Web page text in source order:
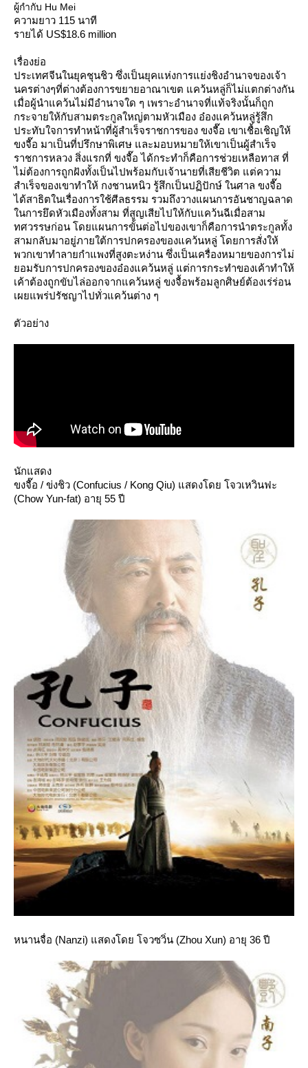
ผู้กำกับ Hu Mei
ความยาว 115 นาที
รายได้ US$18.6 million
เรื่องย่อ
ประเทศจีนในยุคชุนชิว ซึ่งเป็นยุคแห่งการแย่งชิงอำนาจของเจ้า
นครต่างๆที่ต่างต้องการขยายอาณาเขต แคว้นหลู่ก็ไม่แตกต่างกัน
เมื่อผู้นำแคว้นไม่มีอำนาจใด ๆ เพราะอำนาจที่แท้จริงนั้นก็ถูก
กระจายให้กับสามตระกูลใหญ่ตามหัวเมือง อ๋องแคว้นหลู่รู้สึก
ประทับใจการทำหน้าที่ผู้สำเร็จราชการของ ขงจื๊อ เขาเชื้อเชิญให้
ขงจื๊อ มาเป็นที่ปรึกษาพิเศษ และมอบหมายให้เขาเป็นผู้สำเร็จ
ราชการหลวง สิ่งแรกที่ ขงจื๊อ ได้กระทำก็คือการช่วยเหลือทาส ที่
ไม่ต้องการถูกฝังทั้งเป็นไปพร้อมกับเจ้านายที่เสียชีวิต แต่ความ
สำเร็จของเขาทำให้ กงชานหนิว รู้สึกเป็นปฏิปักษ์ ในศาล ขงจื๊อ
ได้สาธิตในเรื่องการใช้ศีลธรรม รวมถึงวางแผนการอันชาญฉลาด
นการยึดหัวเมืองทั้งสาม ที่สูญเสียไปให้กับแคว้นฉีเมื่อสาม
ทศวรรษก่อน โดยแผนการขั้นต่อไปของเขาก็คือการนำตระกูลทั้ง
สามกลับมาอยู่ภายใต้การปกครองของแคว้นหลู่ โดยการสั่งให้
พวกเขาทำลายกำแพงที่สูงตะหง่าน ซึ่งเป็นเครื่องหมายของการไม่
อมรับการปกครองของอ๋องแคว้นหลู่ แต่การกระทำของเค้าทำให้
เค้าต้องถูกขับไล่ออกจากแคว้นหลู่ ขงจื้อพร้อมลูกศิษย์ต้องเร่ร่อน
เผยแพร่ปรัชญาไปทั่วแคว้นต่าง ๆ
ตัวอย่าง
นักแสดง
ขงจื๊อ / ข่งชิว (Confucius / Kong Qiu) แสดงโดย โจวเหวินฟะ
(Chow Yun-fat) อายุ 55 ปี
หนานจื่อ (Nanzi) แสดงโดย โจวซวิ่น (Zhou Xun) อายุ 36 ปี